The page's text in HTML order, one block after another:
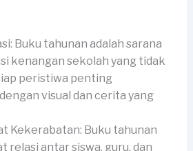
Buku tahunan adalah sarana
kenangan sekolah yang tidak
peristiwa penting
visual dan cerita yang
Kekerabatan: Buku tahunan
relasi antar siswa, guru, dan